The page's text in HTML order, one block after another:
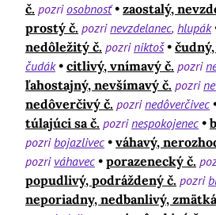
č. pozriosobnosť
zaostalý,
prostý č. pozrinevzdelanec hlupák
nedôležitý č. pozriniktoš
čudák
citlivý, vnímavý č. pozri
ľahostajný, nevšímavý č. pozri
nedôverčivý č. pozrinedôverčivec
túlajúci sa č. pozrinespokojenec
pozribojazlivec
váhavý,
pozri váhavec porazenecký č.
popudlivý, podráždený č. pozri
neporiadny, nedbanlivý,